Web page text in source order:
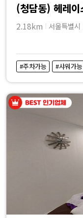
(청담동) 헤레이
2.18km 서울특별시
#주차가능 #샤워가능